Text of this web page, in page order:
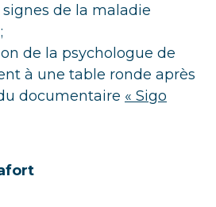
de la maladie
de la psychologue de
à une table ronde après
documentaire « Sigo